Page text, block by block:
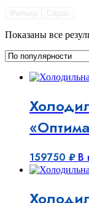
Показаны все
159750 ₽ В